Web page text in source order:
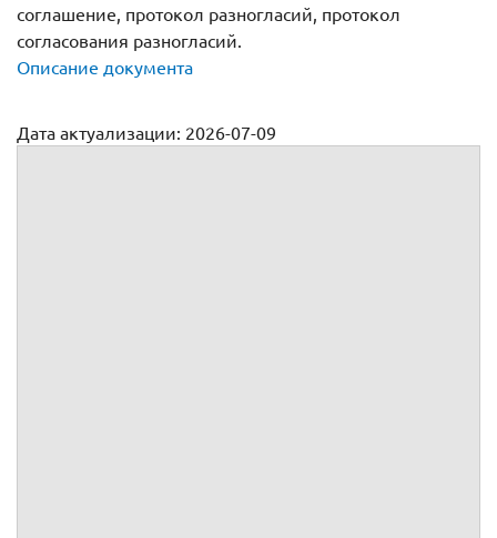
соглашение, протокол разногласий, протокол
согласования разногласий.
Описание документа
Дата актуализации: 2026-07-09